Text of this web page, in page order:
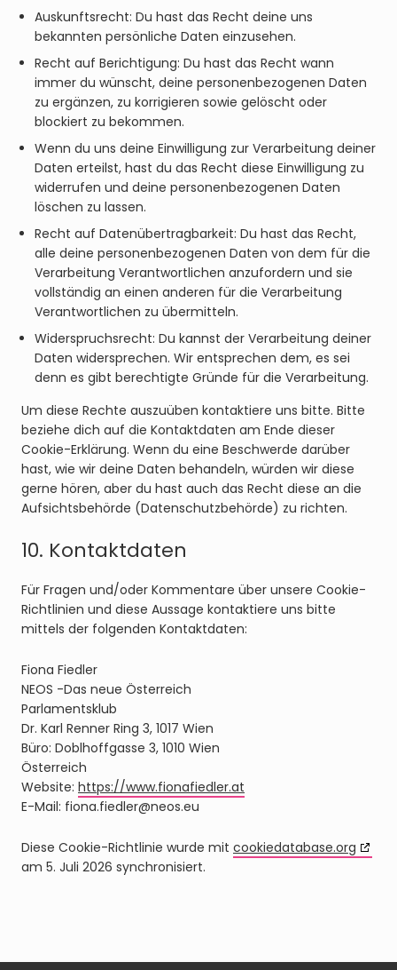
Auskunftsrecht: Du hast das Recht deine uns
bekannten persönliche Daten einzusehen.
Recht auf Berichtigung: Du hast das Recht wann
immer du wünscht, deine personenbezogenen Daten
zu ergänzen, zu korrigieren sowie gelöscht oder
blockiert zu bekommen.
Wenn du uns deine Einwilligung zur Verarbeitung deiner
Daten erteilst, hast du das Recht diese Einwilligung zu
widerrufen und deine personenbezogenen Daten
löschen zu lassen.
Recht auf Datenübertragbarkeit: Du hast das Recht,
alle deine personenbezogenen Daten von dem für die
Verarbeitung Verantwortlichen anzufordern und sie
vollständig an einen anderen für die Verarbeitung
Verantwortlichen zu übermitteln.
Widerspruchsrecht: Du kannst der Verarbeitung deiner
Daten widersprechen. Wir entsprechen dem, es sei
denn es gibt berechtigte Gründe für die Verarbeitung.
Um diese Rechte auszuüben kontaktiere uns bitte. Bitte
beziehe dich auf die Kontaktdaten am Ende dieser
Cookie-Erklärung. Wenn du eine Beschwerde darüber
hast, wie wir deine Daten behandeln, würden wir diese
gerne hören, aber du hast auch das Recht diese an die
Aufsichtsbehörde (Datenschutzbehörde) zu richten.
10. Kontaktdaten
Für Fragen und/oder Kommentare über unsere Cookie-
Richtlinien und diese Aussage kontaktiere uns bitte
mittels der folgenden Kontaktdaten:
Fiona Fiedler
NEOS -Das neue Österreich
Parlamentsklub
Dr. Karl Renner Ring 3, 1017 Wien
Büro: Doblhoffgasse 3, 1010 Wien
Österreich
Website: https://www.fionafiedler.at
E-Mail: fiona.fiedler@neos.eu
Diese Cookie-Richtlinie wurde mit cookiedatabase.org
am 5. Juli 2026 synchronisiert.